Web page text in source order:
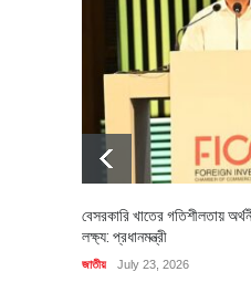
বেসরকারি খাতের গতিশীলতায়
লক্ষ্য: প্রধানমন্ত্রী
জাতীয় July 23, 2026